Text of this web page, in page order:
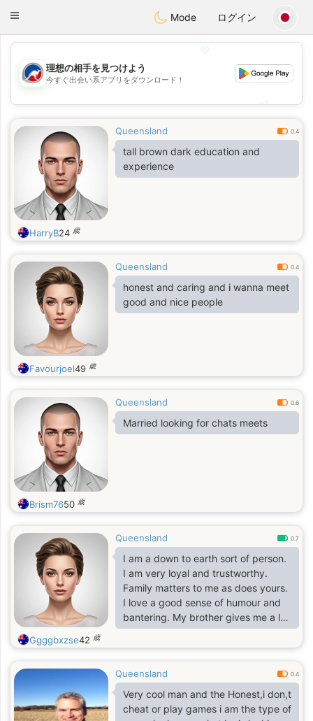
AustraliaChat
Toggle
Mode ログイン
💖
💕
理想の相手を見つけよう
今すぐ出会い系アプリをダウンロード！
Queensland 0.4
tall brown dark education and
experience
HarryB24 歳
Queensland 0.4
honest and caring and i wanna meet
good and nice people
Favourjoel49 歳
Queensland 0.6
Married looking for chats meets
Brism7650 歳
Queensland 0.7
I am a down to earth sort of person.
I am very loyal and trustworthy.
Family matters to me as does yours.
I love a good sense of humour and
bantering. My brother gives me a lot
of practice. I love animals and enjoy
their company though I don't have
relationship; trust, companionship,
love and integrity. I will never make
claim to anything you have, I'm not
Ggggbxzse42 歳
Queensland 0.4
Very cool man and the Honest,i don,t
cheat or play games i am the type of